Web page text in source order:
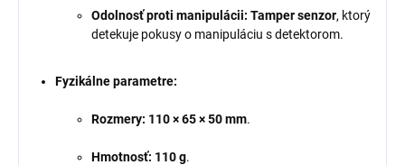
Odolnosť proti manipulácii: Tamper senzor, ktorý
detekuje pokusy o manipuláciu s detektorom.
Fyzikálne parametre:
Rozmery: 110 × 65 × 50 mm.
Hmotnosť: 110 g.